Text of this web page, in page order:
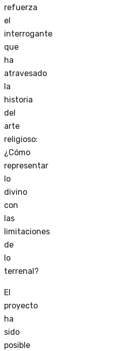
refuerza
el
interrogante
que
ha
atravesado
la
historia
del
arte
religioso:
¿Cómo
representar
lo
divino
con
las
limitaciones
de
lo
terrenal?
El
proyecto
ha
sido
posible